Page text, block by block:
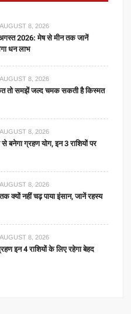
AUGUST 8, 2026
2026: मेष से मीन तक जानें
धन लाभ
AUGUST 8, 2026
तो समझें जल्द चमक सकती है किस्मत
AUGUST 8, 2026
बनेगा ग्रहण योग, इन 3 राशियों पर
AUGUST 8, 2026
क्यों नहीं चढ़ पाया इंसान, जानें रहस्य
AUGUST 8, 2026
इन 4 राशियों के लिए रहेगा बेहद